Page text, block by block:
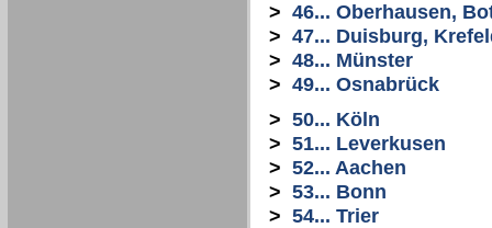
> 46... Oberhausen,
> 47... Duisburg,
> 48... Münster
> 49... Osnabrück
> 50... Köln
> 51... Leverkusen
> 52... Aachen
> 53... Bonn
> 54... Trier